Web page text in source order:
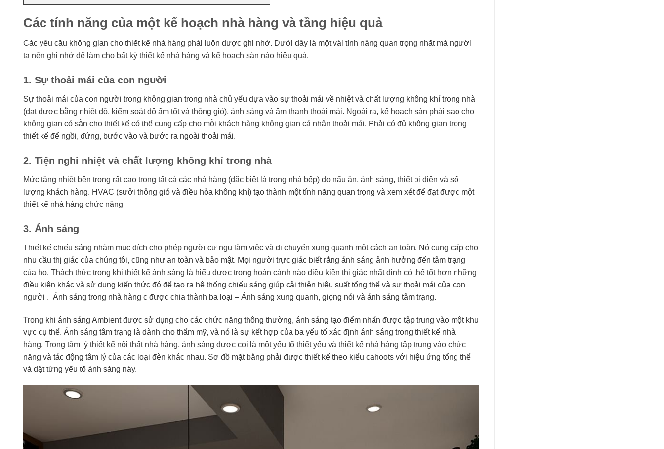
Các tính năng của một kế hoạch nhà hàng và tầng hiệu quả
Các yêu cầu không gian cho thiết kế nhà hàng phải luôn được ghi nhớ. Dưới đây là một vài tính năng quan trọng nhất mà người
ta nên ghi nhớ để làm cho bất kỳ thiết kế nhà hàng và kế hoạch sàn nào hiệu quả.
1. Sự thoải mái của con người
Sự thoải mái của con người trong không gian trong nhà chủ yếu dựa vào sự thoải mái về nhiệt và chất lượng không khí trong nhà
(đạt được bằng nhiệt độ, kiểm soát độ ẩm tốt và thông gió), ánh sáng và âm thanh thoải mái. Ngoài ra, kế hoạch sàn phải sao cho
không gian có sẵn cho thiết kế có thể cung cấp cho mỗi khách hàng không gian cá nhân thoải mái. Phải có đủ không gian trong
thiết kế để ngồi, đứng, bước vào và bước ra ngoài thoải mái.
2. Tiện nghi nhiệt và chất lượng không khí trong nhà
Mức tăng nhiệt bên trong rất cao trong tất cả các nhà hàng (đặc biệt là trong nhà bếp) do nấu ăn, ánh sáng, thiết bị điện và số
lượng khách hàng. HVAC (sưởi thông gió và điều hòa không khí) tạo thành một tính năng quan trọng và xem xét để đạt được một
thiết kế nhà hàng chức năng.
3. Ánh sáng
Thiết kế chiếu sáng nhằm mục đích cho phép người cư ngụ làm việc và di chuyển xung quanh một cách an toàn. Nó cung cấp cho
nhu cầu thị giác của chúng tôi, cũng như an toàn và bảo mật. Mọi người trực giác biết rằng ánh sáng ảnh hưởng đến tâm trạng
của họ. Thách thức trong khi thiết kế ánh sáng là hiểu được trong hoàn cảnh nào điều kiện thị giác nhất định có thể tốt hơn những
điều kiện khác và sử dụng kiến ​​thức đó để tạo ra hệ thống chiếu sáng giúp cải thiện hiệu suất tổng thể và sự thoải mái của con
người . Ánh sáng trong nhà hàng c được chia thành ba loại – Ánh sáng xung quanh, giọng nói và ánh sáng tâm trạng.
Trong khi ánh sáng Ambient được sử dụng cho các chức năng thông thường, ánh sáng tạo điểm nhấn được tập trung vào một khu
vực cụ thể. Ánh sáng tâm trạng là dành cho thẩm mỹ, và nó là sự kết hợp của ba yếu tố xác định ánh sáng trong thiết kế nhà
hàng. Trong tâm lý thiết kế nội thất nhà hàng, ánh sáng được coi là một yếu tố thiết yếu và thiết kế nhà hàng tập trung vào chức
năng và tác động tâm lý của các loại đèn khác nhau. Sơ đồ mặt bằng phải được thiết kế theo kiểu cahoots với hiệu ứng tổng thể
và đặt từng yếu tố ánh sáng này.